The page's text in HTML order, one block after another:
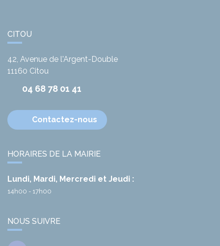
CITOU
42, Avenue de l'Argent-Double
11160 Citou
04 68 78 01 41
Contactez-nous
HORAIRES DE LA MAIRIE
Lundi, Mardi, Mercredi et Jeudi :
14h00 - 17h00
NOUS SUIVRE